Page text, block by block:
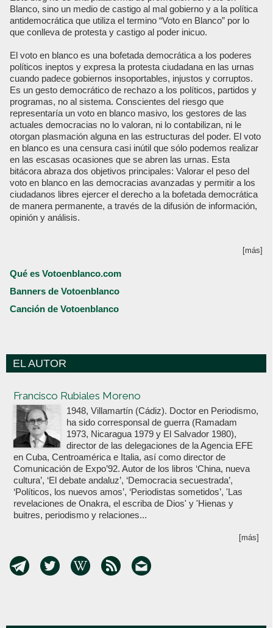
Blanco, sino un medio de castigo al mal gobierno y a la política
antidemocrática que utiliza el termino “Voto en Blanco” por lo
que conlleva de protesta y castigo al poder inicuo.
El voto en blanco es una bofetada democrática a los poderes
políticos ineptos y expresa la protesta ciudadana en las urnas
cuando padece gobiernos insoportables, injustos y corruptos.
Es un gesto democrático de rechazo a los políticos, partidos y
programas, no al sistema. Conscientes del riesgo que
representaría un voto en blanco masivo, los gestores de las
actuales democracias no lo valoran, ni lo contabilizan, ni le
otorgan plasmación alguna en las estructuras del poder. El voto
en blanco es una censura casi inútil que sólo podemos realizar
en las escasas ocasiones que se abren las urnas. Esta
bitácora abraza dos objetivos principales: Valorar el peso del
voto en blanco en las democracias avanzadas y permitir a los
ciudadanos libres ejercer el derecho a la bofetada democrática
de manera permanente, a través de la difusión de información,
opinión y análisis.
[más]
Qué es Votoenblanco.com
Banners de Votoenblanco
Canción de Votoenblanco
EL AUTOR
Francisco Rubiales Moreno
1948, Villamartín (Cádiz). Doctor en Periodismo,
ha sido corresponsal de guerra (Ramadam
1973, Nicaragua 1979 y El Salvador 1980),
director de las delegaciones de la Agencia EFE
en Cuba, Centroamérica e Italia, así como director de
Comunicación de Expo’92. Autor de los libros ‘China, nueva
cultura’, ‘El debate andaluz’, ‘Democracia secuestrada’,
‘Políticos, los nuevos amos’, ‘Periodistas sometidos’, 'Las
revelaciones de Onakra, el escriba de Dios' y 'Hienas y
buitres, periodismo y relaciones...
[más]